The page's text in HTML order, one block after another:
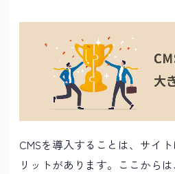
CMSを導入することは、サイ
リットがあります。ここから